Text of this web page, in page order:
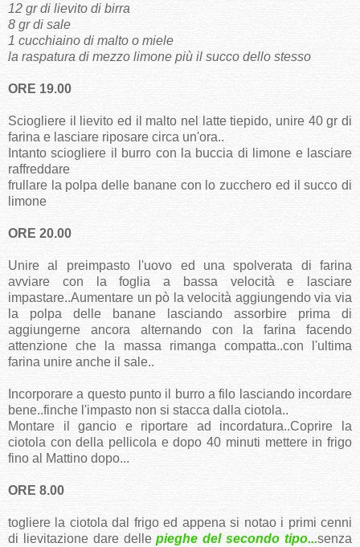
12 gr di lievito di birra
8 gr di sale
1 cucchiaino di malto o miele
la raspatura di mezzo limone più il succo dello stesso
ORE 19.00
Sciogliere il lievito ed il malto nel latte tiepido, unire 40 gr di
farina e lasciare riposare circa un'ora..
Intanto sciogliere il burro con la buccia di limone e lasciare
raffreddare
frullare la polpa delle banane con lo zucchero ed il succo di
limone
ORE 20.00
Unire al preimpasto l'uovo ed una spolverata di farina
avviare con la foglia a bassa velocità e lasciare
impastare..Aumentare un pò la velocità aggiungendo via via
la polpa delle banane lasciando assorbire prima di
aggiungerne ancora alternando con la farina facendo
attenzione che la massa rimanga compatta..con l'ultima
farina unire anche il sale..
Incorporare a questo punto il burro a filo lasciando incordare
bene..finche l'impasto non si stacca dalla ciotola..
Montare il gancio e riportare ad incordatura..Coprire la
ciotola con della pellicola e dopo 40 minuti mettere in frigo
fino al Mattino dopo...
ORE 8.00
togliere la ciotola dal frigo ed appena si notao i primi cenni
di lievitazione dare dellepieghe del secondo tipo...senza